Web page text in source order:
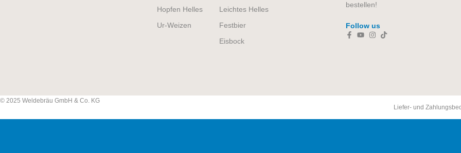
Hopfen Helles
Ur-Weizen
Leichtes Helles
Festbier
Eisbock
bestellen!
Follow us
© 2025 Weldebräu GmbH & Co. KG
Liefer- und